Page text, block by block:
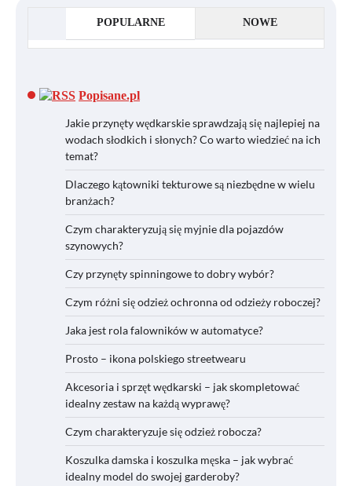
POPULARNE NOWE
Popisane.pl
Jakie przynęty wędkarskie sprawdzają się najlepiej na
wodach słodkich i słonych? Co warto wiedzieć na ich
temat?
Dlaczego kątowniki tekturowe są niezbędne w wielu
branżach?
Czym charakteryzują się myjnie dla pojazdów
szynowych?
Czy przynęty spinningowe to dobry wybór?
Czym różni się odzież ochronna od odzieży roboczej?
Jaka jest rola falowników w automatyce?
Prosto – ikona polskiego streetwearu
Akcesoria i sprzęt wędkarski – jak skompletować
idealny zestaw na każdą wyprawę?
Czym charakteryzuje się odzież robocza?
Koszulka damska i koszulka męska – jak wybrać
idealny model do swojej garderoby?